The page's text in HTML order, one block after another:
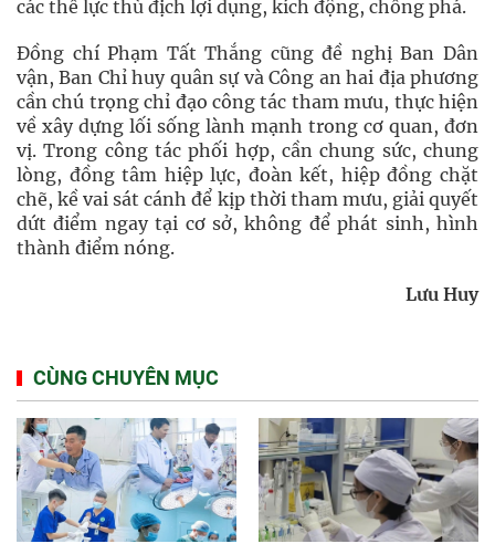
các thế lực thù địch lợi dụng, kích động, chống phá.
Đồng chí Phạm Tất Thắng cũng đề nghị Ban Dân
vận, Ban Chỉ huy quân sự và Công an hai địa phương
cần chú trọng chỉ đạo công tác tham mưu, thực hiện
về xây dựng lối sống lành mạnh trong cơ quan, đơn
vị. Trong công tác phối hợp, cần chung sức, chung
lòng, đồng tâm hiệp lực, đoàn kết, hiệp đồng chặt
chẽ, kề vai sát cánh để kịp thời tham mưu, giải quyết
dứt điểm ngay tại cơ sở, không để phát sinh, hình
thành điểm nóng.
Lưu Huy
CÙNG CHUYÊN MỤC